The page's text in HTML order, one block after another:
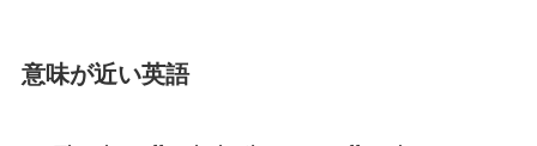
意味が近い英語